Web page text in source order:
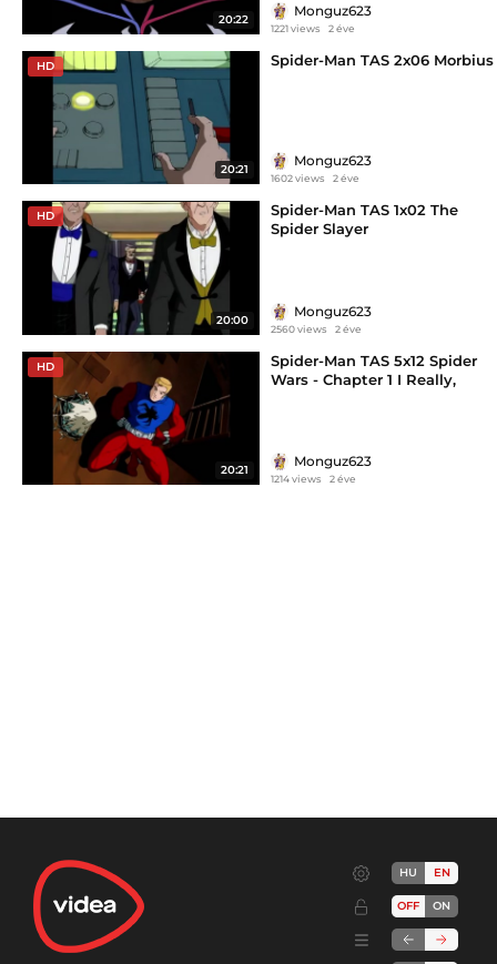
20:22
Monguz623
1221 views 2 éve
HD
20:21
Spider-Man TAS 2x06 Morbius
Monguz623
1602 views 2 éve
HD
20:00
Spider-Man TAS 1x02 The
Spider Slayer
Monguz623
2560 views 2 éve
HD
20:21
Spider-Man TAS 5x12 Spider
Wars - Chapter 1 I Really,
Monguz623
1214 views 2 éve
HU EN
OFF ON